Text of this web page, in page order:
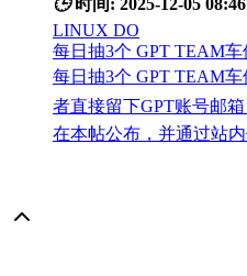
LINUX DO
每日抽3个 GPT TEAM车
每日抽3个 GPT TEAM车
者直接留下GPT账号邮箱
在本帖公布，并通过站